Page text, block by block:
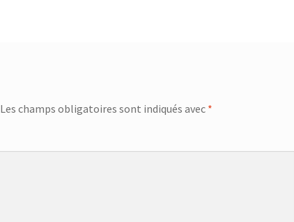
Les champs obligatoires sont indiqués avec *